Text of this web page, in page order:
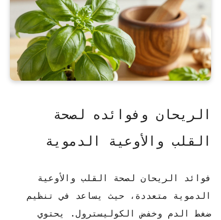
الريحان وفوائده لصحة
القلب والأوعية الدموية
فوائد الريحان لصحة القلب والأوعية
الدموية متعددة، حيث يساعد في تنظيم
ضغط الدم وخفض الكوليسترول. يحتوي